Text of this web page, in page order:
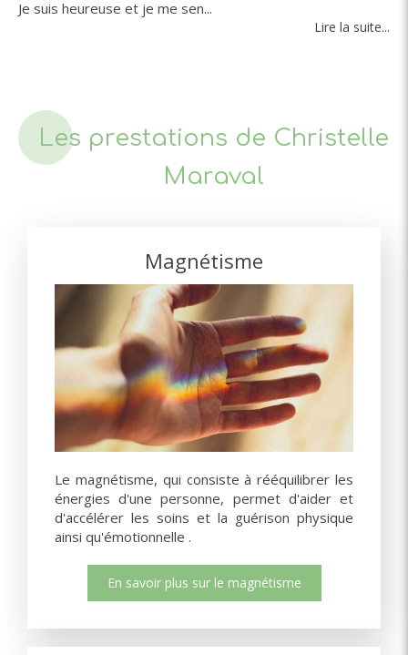
Je suis heureuse et je me sen...
Lire la suite...
Les prestations de Christelle
Maraval
Magnétisme
Le magnétisme, qui consiste à rééquilibrer les
énergies d'une personne, permet d'aider et
d'accélérer les soins et la guérison physique
ainsi qu'émotionnelle .
En savoir plus sur le magnétisme